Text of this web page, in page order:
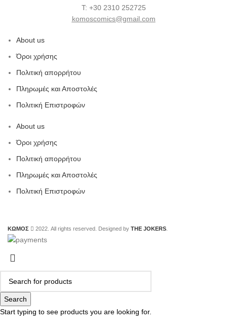
Τ: +30 2310 252725
komoscomics@gmail.com
About us
Όροι χρήσης
Πολιτική απορρήτου
Πληρωμές και Αποστολές
Πολιτική Επιστροφών
About us
Όροι χρήσης
Πολιτική απορρήτου
Πληρωμές και Αποστολές
Πολιτική Επιστροφών
ΚΩΜΟΣ 2022. All rights reserved. Designed by THE JOKERS
Search
Start typing to see products you are looking for.